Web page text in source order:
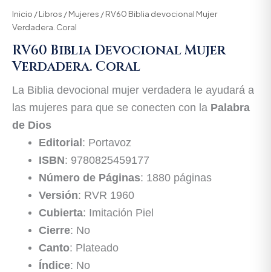
Inicio /Libros /Mujeres / RV60 Biblia devocional Mujer
Verdadera. Coral
RV60 Biblia Devocional Mujer
Verdadera. Coral
La Biblia devocional mujer verdadera le ayudará a
las mujeres para que se conecten con la Palabra
de Dios
Editorial: Portavoz
ISBN: 9780825459177
Número de Páginas: 1880 páginas
Versión: RVR 1960
Cubierta: Imitación Piel
Cierre: No
Canto: Plateado
Índice: No